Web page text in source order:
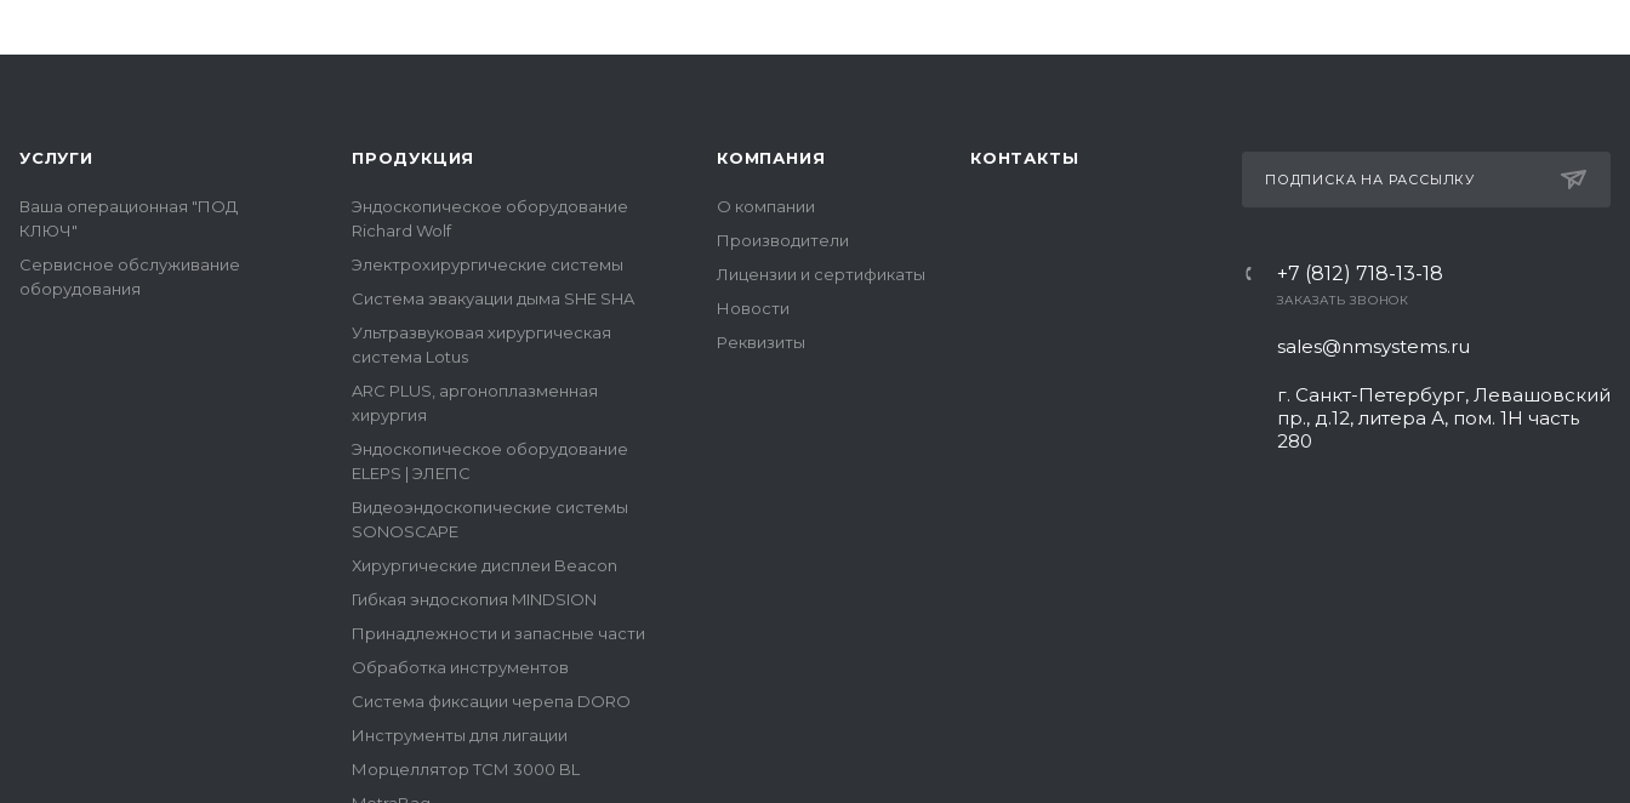
УСЛУГИ
Ваша операционная "ПОД
КЛЮЧ"
Сервисное обслуживание
оборудования
ПРОДУКЦИЯ
Эндоскопическое оборудование
Richard Wolf
Электрохирургические системы
Система эвакуации дыма SHE SHA
Ультразвуковая хирургическая
система Lotus
ARC PLUS, аргоноплазменная
хирургия
Эндоскопическое оборудование
ELEPS | ЭЛЕПС
Видеоэндоскопические системы
SONOSCAPE
Хирургические дисплеи Beacon
Гибкая эндоскопия MINDSION
Принадлежности и запасные части
Обработка инструментов
Система фиксации черепа DORO
Инструменты для лигации
Морцеллятор ТСМ 3000 BL
КОМПАНИЯ
О компании
Производители
Лицензии и сертификаты
Новости
Реквизиты
КОНТАКТЫ
ПОДПИСКА НА РАССЫЛКУ
+7 (812) 718-13-18
ЗАКАЗАТЬ ЗВОНОК
sales@nmsystems.ru
г. Санкт-Петербург, Левашовский
пр., д.12, литера А, пом. 1Н часть
280